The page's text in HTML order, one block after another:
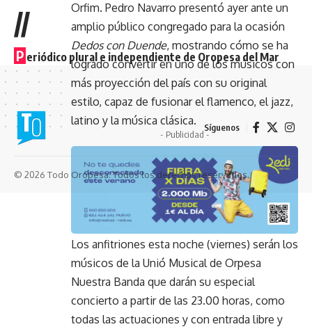
Orfim. Pedro Navarro presentó ayer ante un
amplio público congregado para la ocasión
Dedos con Duende, mostrando cómo se ha
logrado convertir en uno de los músicos con
más proyección del país con su original
estilo, capaz de fusionar el flamenco, el jazz,
latino y la música clásica.
- Publicidad -
Los anfitriones esta noche (viernes) serán los
músicos de la Unió Musical de Orpesa
Nuestra Banda que darán su especial
concierto a partir de las 23.00 horas, como
todas las actuaciones y con entrada libre y
//
P eriódico plural e independiente de Oropesa del Mar
Síguenos
© 2026 Todo Oropesa. Todos los derechos reservados.